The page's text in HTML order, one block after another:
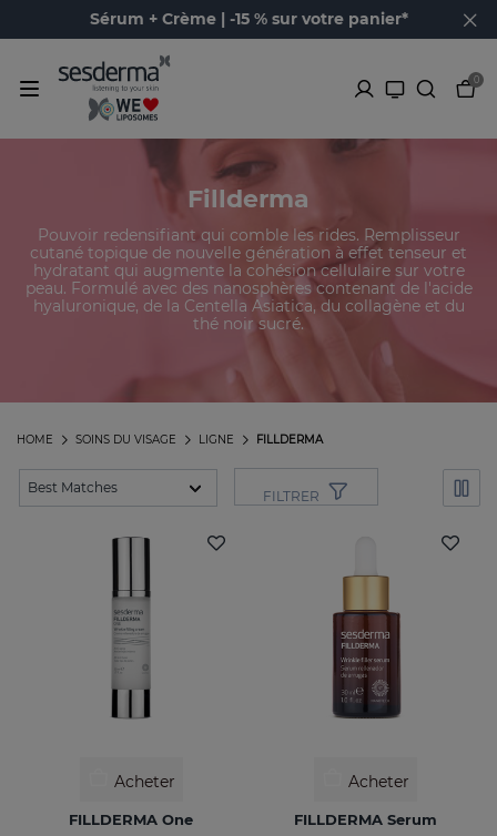
Sérum + Crème | -15 % sur votre panier*
0
Fillderma
Pouvoir redensifiant qui comble les rides. Remplisseur
cutané topique de nouvelle génération à effet tenseur et
hydratant qui augmente la cohésion cellulaire sur votre
peau. Formulé avec des nanosphères contenant de l'acide
hyaluronique, de la Centella Asiatica, du collagène et du
thé noir sucré.
FILLDERMA
LIGNE
SOINS DU VISAGE
HOME
FILTRER
Acheter
FILLDERMA One
Acheter
FILLDERMA Serum